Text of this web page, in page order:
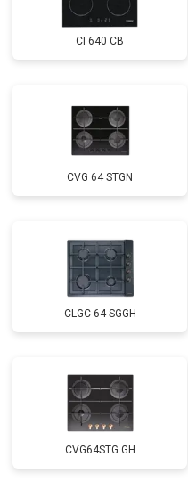
CI 640 CB
CVG 64 STGN
CLGC 64 SGGH
CVG64STG GH